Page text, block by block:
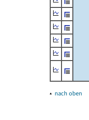
▴ nach oben